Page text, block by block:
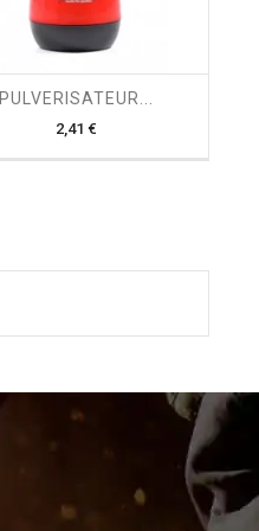
PULVERISATEUR...
2,41 €Prix